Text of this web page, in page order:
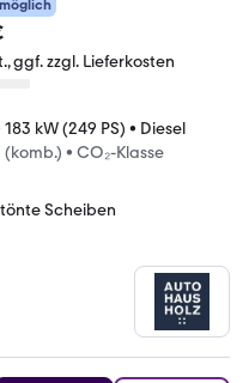
ggf. zzgl. Lieferkosten
183 kW (249 PS) • Diesel
(komb.) • CO₂-Klasse
Scheiben